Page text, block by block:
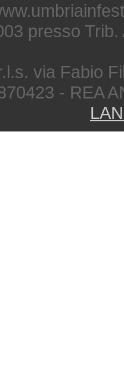
presso
via Fabio
- REA